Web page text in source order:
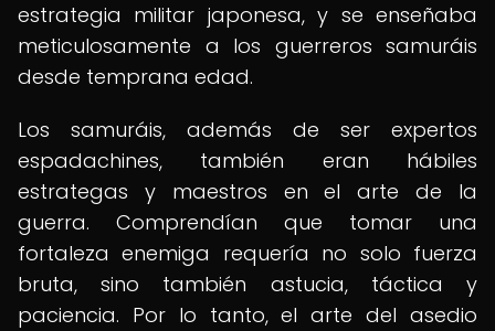
estrategia militar japonesa, y se enseñaba
meticulosamente a los guerreros samuráis
desde temprana edad.
Los samuráis, además de ser expertos
espadachines, también eran hábiles
estrategas y maestros en el arte de la
guerra. Comprendían que tomar una
fortaleza enemiga requería no solo fuerza
bruta, sino también astucia, táctica y
paciencia. Por lo tanto, el arte del asedio